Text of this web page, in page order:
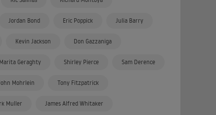
Jordan Bond Eric Poppick Julia Barry
Kevin Jackson Don Gazzaniga
Marita Geraghty Shirley Pierce Sam Derence
Mohrlein Tony Fitzpatrick
Muller James Alfred Whitaker